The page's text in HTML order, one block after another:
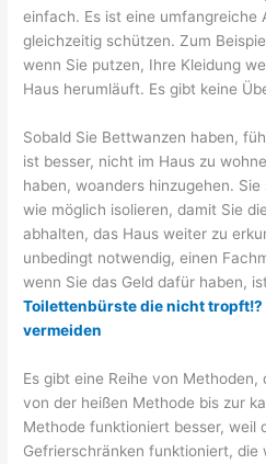
einfach. Es ist eine umfangreiche
gleichzeitig schützen. Zum
wenn Sie putzen, Ihre Kleidung
Haus herumläuft. Es gibt keine
Sobald Sie Bettwanzen haben,
ist besser, nicht im Haus zu
haben, woanders hinzugehen.
wie möglich isolieren, damit Sie
abhalten, das Haus weiter zu
unbedingt notwendig, einen
wenn Sie das Geld dafür haben,
Toilettenbürste die nicht
vermeiden
Es gibt eine Reihe von Methoden,
von der heißen Methode bis zur
Methode funktioniert besser, weil
Gefrierschränken funktioniert, die